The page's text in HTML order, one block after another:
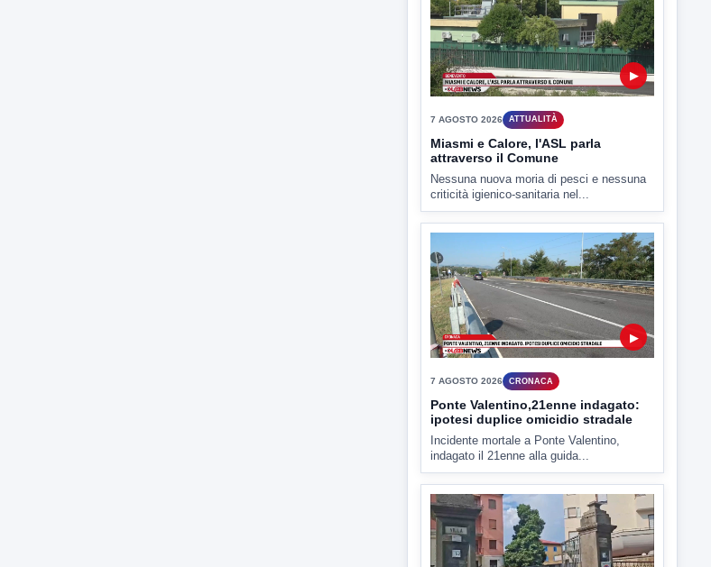
Miasmi e Calore, l'ASL parla
attraverso il Comune
Nessuna nuova moria di pesci e nessuna
criticità igienico-sanitaria nel...
CRONACA
Ponte Valentino,21enne indagato:
ipotesi duplice omicidio stradale
Incidente mortale a Ponte Valentino,
indagato il 21enne alla guida...
7 AGOSTO 2026 CRONACA
Malore o aggressione? Sarà
l'autopsia a chiarire il giallo di Villa
Adriana